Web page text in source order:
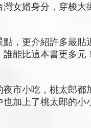
女婿身分，穿梭
，更介紹許多最
能比這本書更多元
市小吃，桃太郎
加上了桃太郎的小